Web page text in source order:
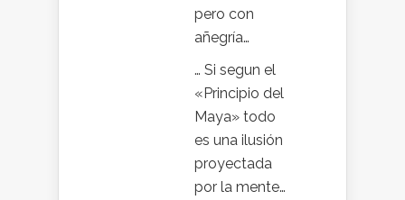
pero con
añegría…
… Si segun el
«Principio del
Maya» todo
es una ilusión
proyectada
por la mente…